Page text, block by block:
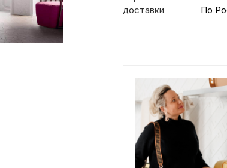
доставки
По